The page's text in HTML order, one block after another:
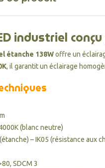
industriel
étanche 138Woffre un
, il garantit un éclairage
(blanc neutre)
– IK05 (résistance aux
SDCM 3